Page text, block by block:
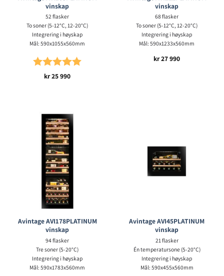
vinskap
52 flasker
To soner (5-12°C, 12-20°C)
Integrering i høyskap
Mål: 590x1055x560mm
Karakter:
kr25 990
vinskap
68 flasker
To soner (5-12°C, 12-20°C)
Integrering i høyskap
Mål: 590x1233x560mm
kr27 990
Avintage AVI178PLATINUM
vinskap
94 flasker
Tre soner (5-20°C)
Integrering i høyskap
Mål: 590x1783x560mm
Avintage AVI45PLATINUM
vinskap
21 flasker
Én temperatursone (5-20°C)
Integrering i høyskap
Mål: 590x455x560mm